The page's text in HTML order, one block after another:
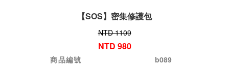
【SOS】密集修護包
NTD 1109
NTD 980
商品編號 b089